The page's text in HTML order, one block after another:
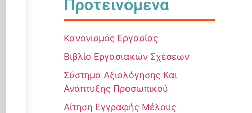
Προτεινόμενα
Κανονισμός Εργασίας
Βιβλίο Εργασιακών Σχέσεων
Σύστημα Αξιολόγησης Και
Ανάπτυξης Προσωπικού
Αίτηση Εγγραφής Μέλους